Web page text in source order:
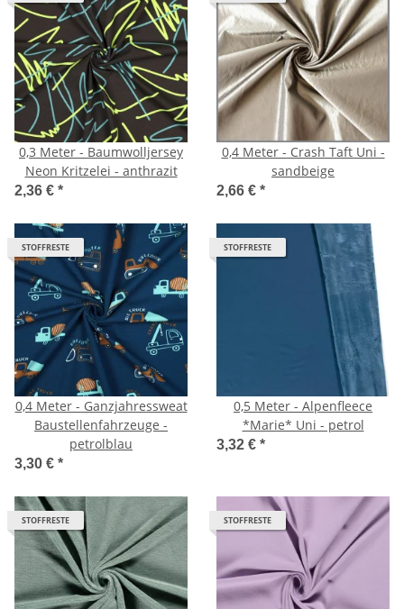
0,3 Meter - Baumwolljersey
Neon Kritzelei - anthrazit
2,36 € *
0,4 Meter - Crash Taft Uni -
sandbeige
2,66 € *
STOFFRESTE
0,4 Meter - Ganzjahressweat
Baustellenfahrzeuge -
petrolblau
3,30 € *
STOFFRESTE
0,5 Meter - Alpenfleece
*Marie* Uni - petrol
3,32 € *
STOFFRESTE STOFFRESTE